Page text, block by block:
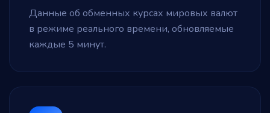
Данные об обменных курсах мировых валют
в режиме реального времени, обновляемые
каждые 5 минут.